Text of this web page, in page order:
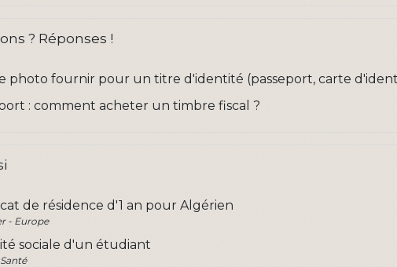
? Réponses !
photo fournir pour un titre d'identité (passeport, carte
: comment acheter un timbre fiscal ?
de résidence d'1 an pour Algérien
- Europe
sociale d'un étudiant